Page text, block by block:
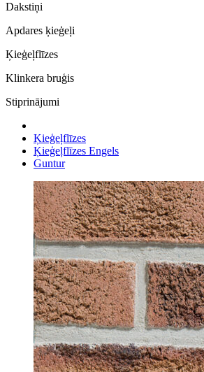
Dakstiņi
Apdares ķieģeļi
Ķieģeļflīzes
Klinkera bruģis
Stiprinājumi
Ķieģeļflīzes
Ķieģeļflīzes Engels
Guntur